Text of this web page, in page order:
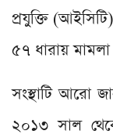
প্রযুক্তি
৫৭ ধারায়
সংস্থাটি আরো
২০১৩ সাল